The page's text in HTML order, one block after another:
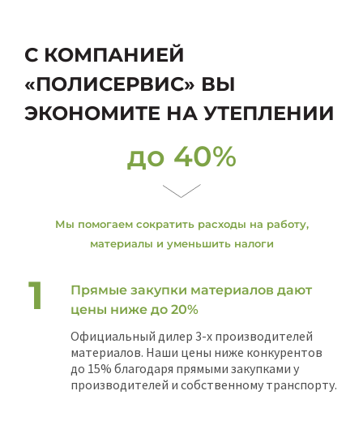
С КОМПАНИЕЙ
«ПОЛИСЕРВИС» ВЫ
ЭКОНОМИТЕ НА УТЕПЛЕНИИ
до 40%
Мы помогаем сократить расходы на работу,
материалы и уменьшить налоги
Прямые закупки материалов дают
цены ниже до 20%
Официальный дилер 3-х производителей
материалов. Наши цены ниже конкурентов
до 15% благодаря прямыми закупками у
производителей и собственному транспорту.